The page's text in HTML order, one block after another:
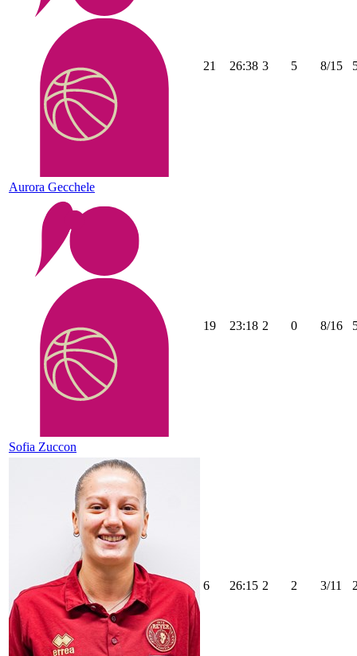
Aurora Gecchele
21 26:38 3 5 8/15
Sofia Zuccon
19 23:18 2 0 8/16
6 26:15 2 2 3/11